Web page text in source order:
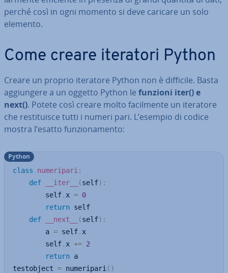
perché così in ogni momento si deve caricare un solo
elemento.
Come creare iteratori Python
Creare un proprio iteratore Python non è difficile. Basta
ag­giun­ge­re a un oggetto Python le funzioni iter() e
next(). Potete così creare molto fa­cil­men­te un iteratore
che re­sti­tui­sce tutti i numeri pari. L’esempio di codice
mostra l’esatto fun­zio­na­men­to:
class numeripari :
def
__iter__ (self) :
		self
. x = 0
return self
def
__next__ (self) :
		a
= self. x
		self
. x += 2
return a
testobject = numeripari ( )
Python